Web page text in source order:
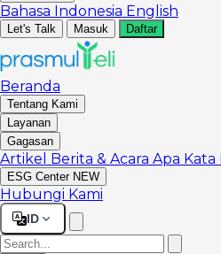
Bahasa Indonesia English
Let's Talk Masuk Daftar
Beranda
Tentang Kami
Layanan
Gagasan
Artikel Berita & Acara Apa Kata
ESG Center NEW
Hubungi Kami
ID